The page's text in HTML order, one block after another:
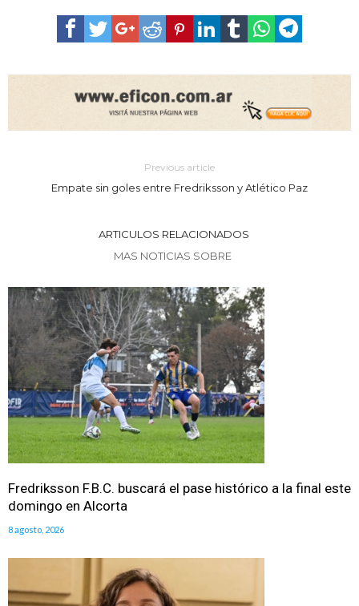
Previous article
Empate sin goles entre Fredriksson y Atlético Paz
ARTICULOS RELACIONADOS
MAS NOTICIAS SOBRE
Fredriksson F.B.C. buscará el pase histórico a la final este
domingo en Alcorta
8 agosto, 2026